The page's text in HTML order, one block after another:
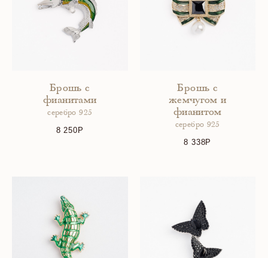
Брошь с
фианитами
серебро 925
8 250
Брошь с
жемчугом и
фианитом
серебро 925
8 338